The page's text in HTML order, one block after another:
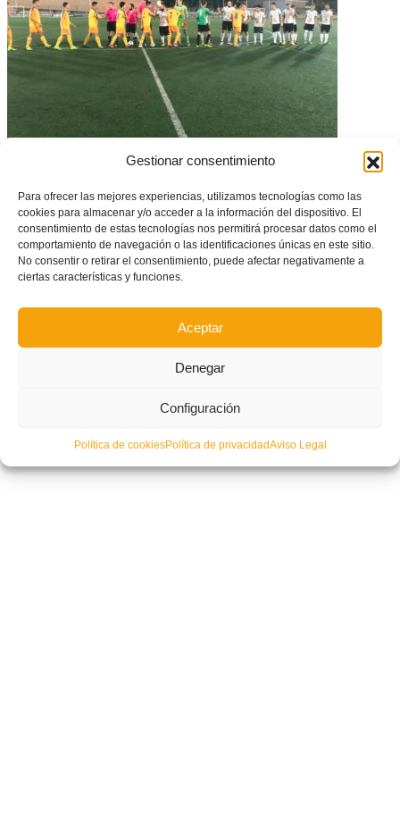
Gestionar consentimiento
Para ofrecer las mejores experiencias, utilizamos tecnologías como las
cookies para almacenar y/o acceder a la información del dispositivo. El
consentimiento de estas tecnologías nos permitirá procesar datos como el
comportamiento de navegación o las identificaciones únicas en este sitio.
No consentir o retirar el consentimiento, puede afectar negativamente a
ciertas características y funciones.
Aceptar
Denegar
Configuración
Política de cookiesPolítica de privacidadAviso Legal
Victoria ante Extremadura 3-0 para despedir el Nacional Femenino Sub-21